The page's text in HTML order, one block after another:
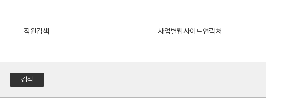
직원검색 사업별웹사이트연락처
검색